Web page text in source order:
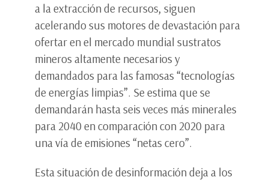
a la extracción de recursos, siguen
acelerando sus motores de devastación para
ofertar en el mercado mundial sustratos
mineros altamente necesarios y
demandados para las famosas “tecnologías
de energías limpias”. Se estima que se
demandarán hasta seis veces más minerales
para 2040 en comparación con 2020 para
una vía de emisiones “netas cero”.
Esta situación de desinformación deja a los